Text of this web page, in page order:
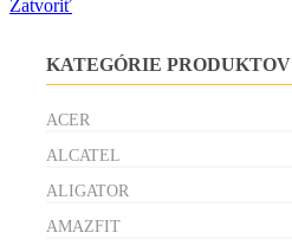
Zatvoriť
KATEGÓRIE PRODUKTOV
ACER
ALCATEL
ALIGATOR
AMAZFIT